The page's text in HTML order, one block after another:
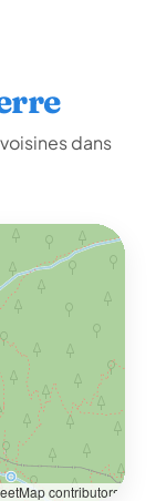
dans
contributors